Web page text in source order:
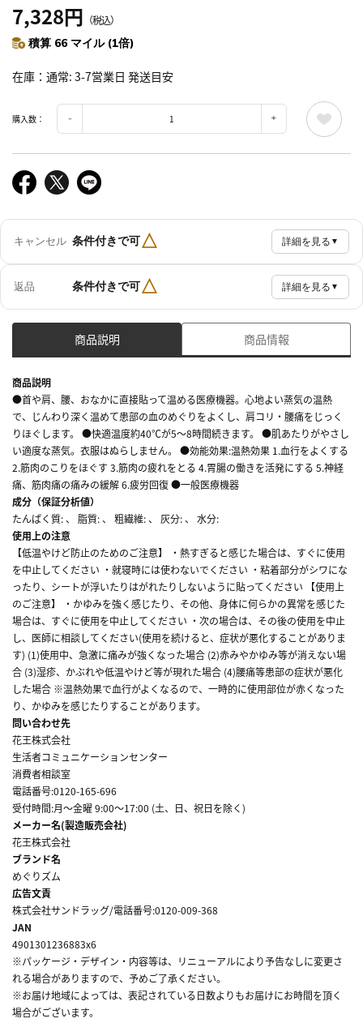
7,328円 （税込）
積算 66 マイル (1倍)
在庫 通常: 3-7営業日 発送目安
購入数：
キャンセル 条件付きで可△ 詳細を見る ▼
返品 条件付きで可△ 詳細を見る ▼
商品説明 商品情報
商品説明
●首や肩、腰、おなかに直接貼って温める医療機器。心地よい蒸気の温熱
で、じんわり深く温めて患部の血のめぐりをよくし、肩コリ・腰痛をじっく
りほぐします。 ●快適温度約40℃が5～8時間続きます。 ●肌あたりがやさし
い適度な蒸気。衣服はぬらしません。 ●効能効果:温熱効果 1.血行をよくする
2.筋肉のこりをほぐす 3.筋肉の疲れをとる 4.胃腸の働きを活発にする 5.神経
痛、筋肉痛の痛みの緩解 6.疲労回復 ●一般医療機器
成分（保証分析値）
たんぱく質: 、 脂質: 、 粗繊維: 、 灰分: 、 水分:
使用上の注意
【低温やけど防止のためのご注意】 ・熱すぎると感じた場合は、すぐに使用
を中止してください ・就寝時には使わないでください ・粘着部分がシワにな
ったり、シートが浮いたりはがれたりしないように貼ってください 【使用上
のご注意】 ・かゆみを強く感じたり、その他、身体に何らかの異常を感じた
場合は、すぐに使用を中止してください ・次の場合は、その後の使用を中止
し、医師に相談してください(使用を続けると、症状が悪化することがありま
す) (1)使用中、急激に痛みが強くなった場合 (2)赤みやかゆみ等が消えない場
合 (3)湿疹、かぶれや低温やけど等が現れた場合 (4)腰痛等患部の症状が悪化
した場合 ※温熱効果で血行がよくなるので、一時的に使用部位が赤くなった
り、かゆみを感じたりすることがあります。
問い合わせ先
花王株式会社
生活者コミュニケーションセンター
消費者相談室
電話番号:0120-165-696
受付時間:月～金曜 9:00～17:00 (土、日、祝日を除く)
メーカー名(製造販売会社)
花王株式会社
ブランド名
めぐりズム
広告文責
株式会社サンドラッグ/電話番号:0120-009-368
JAN
4901301236883x6
※パッケージ・デザイン・内容等は、リニューアルにより予告なしに変更さ
れる場合がありますので、予めご了承ください。
※お届け地域によっては、表記されている日数よりもお届けにお時間を頂く
場合がございます。